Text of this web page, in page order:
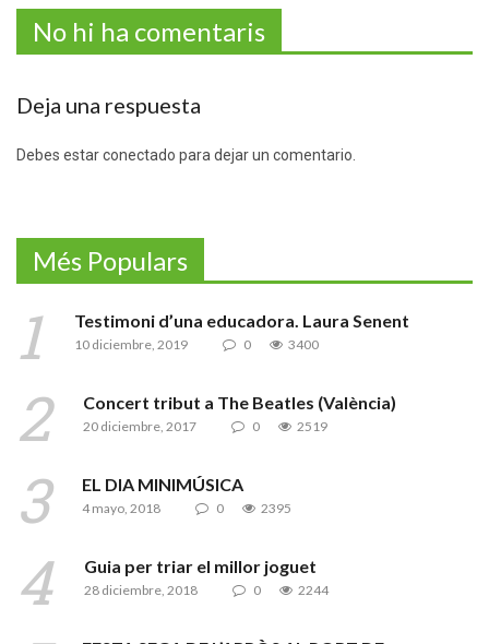
No hi ha comentaris
Deja una respuesta
Debes estar conectado para dejar un comentario.
Més Populars
Testimoni d’una educadora. Laura Senent
10 diciembre, 2019 0 3400
Concert tribut a The Beatles (València)
20 diciembre, 2017 0 2519
EL DIA MINIMÚSICA
4 mayo, 2018 0 2395
Guia per triar el millor joguet
28 diciembre, 2018 0 2244